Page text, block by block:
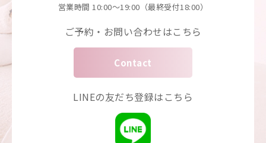
営業時間 10:00～19:00（最終受付18:00）
ご予約・お問い合わせはこちら
Contact
LINEの友だち登録はこちら